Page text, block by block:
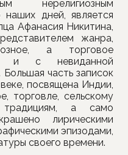
нерелигиозным
дней, является
Афанасия Никитина,
жанра,
а торговое
и с невиданной
часть записок
посвящена Индии,
торговле, сельскому
а само
лирическими
эпизодами,
своего времени.